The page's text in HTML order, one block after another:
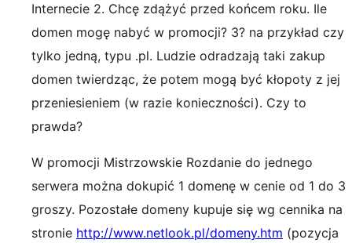
Internecie 2. Chcę zdążyć przed końcem roku. Ile
domen mogę nabyć w promocji? 3? na przykład czy
tylko jedną, typu .pl. Ludzie odradzają taki zakup
domen twierdząc, że potem mogą być kłopoty z jej
przeniesieniem (w razie konieczności). Czy to
prawda?
W promocji Mistrzowskie Rozdanie do jednego
serwera można dokupić 1 domenę w cenie od 1 do 3
groszy. Pozostałe domeny kupuje się wg cennika na
stronie http://www.netlook.pl/domeny.htm (pozycja